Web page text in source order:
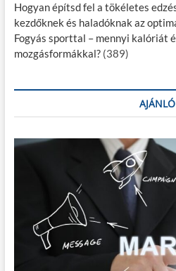
Hogyan építsd fel a tökéletes
kezdőknek és haladóknak az
Fogyás sporttal – mennyi kalóriát
mozgásformákkal? (389)
AJÁNLÓ